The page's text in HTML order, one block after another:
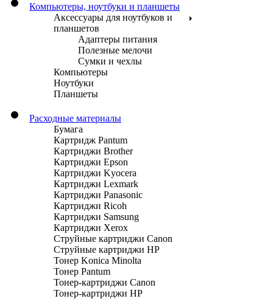
Компьютеры, ноутбуки и планшеты
Аксессуары для ноутбуков и
планшетов
Адаптеры питания
Полезные мелочи
Сумки и чехлы
Компьютеры
Ноутбуки
Планшеты
Расходные материалы
Бумага
Картридж Pantum
Картриджи Brother
Картриджи Epson
Картриджи Kyocera
Картриджи Lexmark
Картриджи Panasonic
Картриджи Ricoh
Картриджи Samsung
Картриджи Xerox
Струйные картриджи Canon
Струйные картриджи HP
Тонер Konica Minolta
Тонер Pantum
Тонер-картриджи Canon
Тонер-картриджи HP